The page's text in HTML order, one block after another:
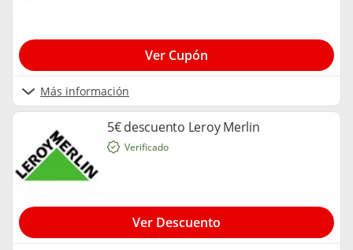
Más información
Ver Cupón
5€ descuento Leroy Merlin
Verificado
Ver Descuento